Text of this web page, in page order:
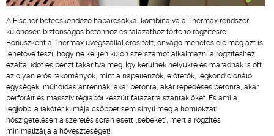
A Fischer befecskendező habarcsokkal kombinálva a Thermax rendszer
különösen biztonságos betonhoz és falazathoz történő rögzítésre.
Bónuszként a Thermax üvegszállal erősített, önvágó menetes éle még azt is
lehetővé teszi, hogy ne kelljen külön szerszámot alkalmazni a rögzítéshez,
ezáltal időt és pénzt takarítva meg. Így kerülnek helyükre és maradnak is ott
az olyan erős rakományok, mint a napellenzők, előtetők, légkondicionáló
egységek, műholdas antennák, akár betonra, akár repedéses betonra, akár
perforált és masszív téglából készült falazatra szánták őket. És ami a
legjobb: a lakótér klímája csöppet sem sínyli meg a homlokzati
hőszigetelésen a szerelés során esett „sebeket", mert a rögzítés
minimalizálja a hőveszteséget!